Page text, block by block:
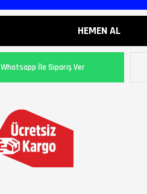
Whatsapp İle Sipariş Ver